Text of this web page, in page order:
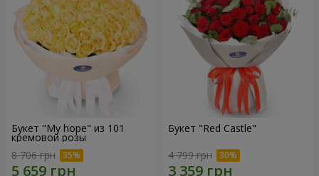
Букет "My hope" из 101
кремовой розы
8 706 грн
Букет "Red Castle"
4 799 грн